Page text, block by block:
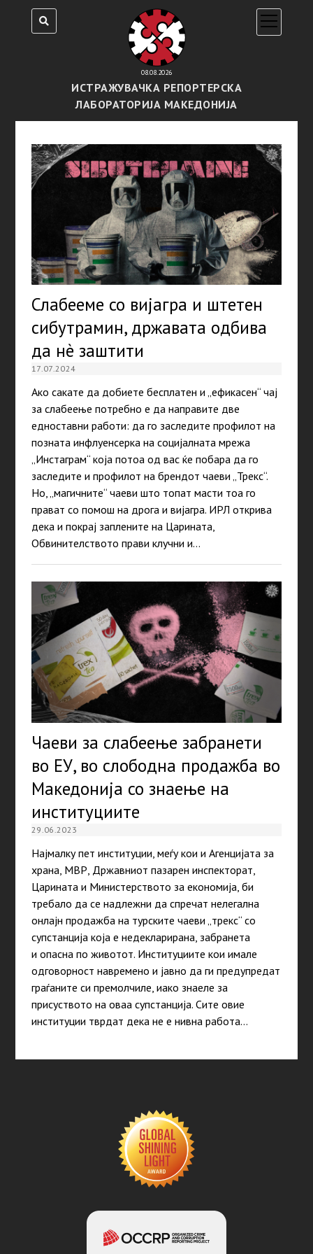
08.08.2026
ИСТРАЖУВАЧКА РЕПОРТЕРСКА
ЛАБОРАТОРИЈА МАКЕДОНИЈА
open
menu
Слабееме со вијагра и штетен
сибутрамин, државата одбива
да нè заштити
17.07.2024
Ако сакате да добиете бесплатен и „ефикасен“ чај
за слабеење потребно е да направите две
едноставни работи: да го заследите профилот на
позната инфлуенсерка на социјалната мрежа
„Инстаграм“ која потоа од вас ќе побара да го
заследите и профилот на брендот чаеви „Трекс“.
Но, „магичните“ чаеви што топат масти тоа го
прават со помош на дрога и вијагра. ИРЛ открива
дека и покрај заплените на Царината,
Обвинителството прави клучни и…
Чаеви за слабеење забранети
во ЕУ, во слободна продажба во
Македонија со знаење на
институциите
29.06.2023
Најмалку пет институции, меѓу кои и Агенцијата за
храна, МВР, Државниот пазарен инспекторат,
Царината и Министерството за економија, би
требало да се надлежни да спречат нелегална
онлајн продажба на турските чаеви „трекс“ со
супстанција која е недекларирана, забранета
и опасна по животот. Институциите кои имале
одговорност навремено и јавно да ги предупредат
граѓаните си премолчиле, иако знаеле за
присуството на оваа супстанција. Сите овие
институции тврдат дека не е нивна работа…